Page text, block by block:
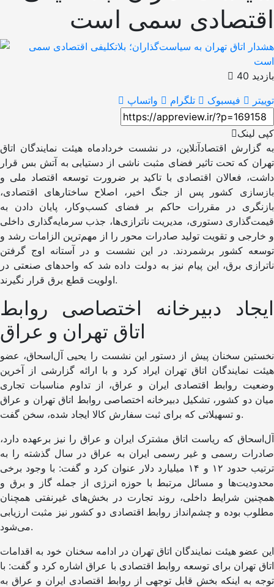
اقتصادی سمی است
بازدید 40
توییتر
فیسبوک تلگرام واتساپ
کپی لینک
به گزارش اقتصادآنلاین، در نشست خردادماه هیئت نمایندگان اتاق
تهران که تحت تاثیر فضای مثبت ناشی از دستیابی به آتش بس قرار
داشت، فعالان اقتصادی با تاکید بر ضرورت توسعه اقتصاد ملی و
بازسازی کشور پس از جنگ اخیر، اصلاح ساختارهای اقتصادی،
بازنگری در مقررات حاکم بر فضای کسب‌وکار، پایان دادن به
قیمت‌گذاری دستوری، مدیریت ناترازی‌ها، جذب سرمایه‌گذاری داخلی
و خارجی و تقویت تولید صادرات ‌محور را از مهم‌ترین الزامات رشد و
توسعه کشور برشمردند. در این نشست و در آستانه اوج گرفتن
ناترازی‌ برق، این پیام نیز به دولت داده شد که واحدهای صنعتی در
اولویت قطع برق قرار نگیرند.
ایجاد دبیرخانه اختصاصی روابط
اتاق تهران و عراق
نخستین سخنان پیش از دستور این نشست را یحیی آل‌اسحاق، عضو
هیئت نمایندگان اتاق تهران ایراد کرد و با ارائه گزارشی از آخرین
وضعیت روابط اقتصادی ایران و عراق، از تداوم مناسبات تجاری
میان دو کشور، تشکیل دبیرخانه اختصاصی روابط اتاق تهران و عراق
و تسهیلاتی که برای ثبت سفارش کالا ایجاد شده، سخن گفت.
آل‌اسحاق که ریاست اتاق مشترک ایران و عراق را نیز برعهده دارد،
صادرات رسمی و غیر رسمی ایران به عراق در سال گذشته را به
ترتیب حدود ۱۲ و ۱۴ میلیارد دلار عنوان کرد و گفت: با وجود برخی
محدودیت‌ها و مسائل مرتبط با حوزه انرژی از جمله گاز و برق و
همچنین شرایط داخلی، روند تجارت در بخش‌های غیرنفتی همچنان
مطلوب بوده و چشم‌انداز روابط اقتصادی دو کشور نیز مثبت ارزیابی
می‌شود.
این عضو هیئت نمایندگان اتاق تهران در ادامه سخنان خود به اقدامات
اتاق تهران برای توسعه روابط اقتصادی با عراق اشاره کرد و گفت: با
توجه به اینکه بخش قابل توجهی از روابط اقتصادی ایران و عراق به